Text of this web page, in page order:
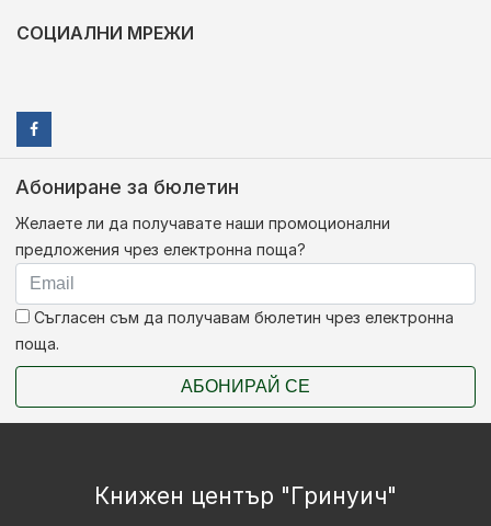
СОЦИАЛНИ МРЕЖИ
Абониране за бюлетин
Желаете ли да получавате наши промоционални
предложения чрез електронна поща?
Съгласен съм да получавам бюлетин чрез електронна
поща.
АБОНИРАЙ СЕ
Книжен център "Гринуич"